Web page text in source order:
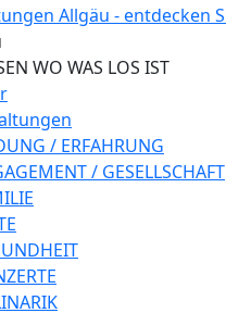
WO WAS LOS IST
/ ERFAHRUNG
/ GESELLSCHAFT